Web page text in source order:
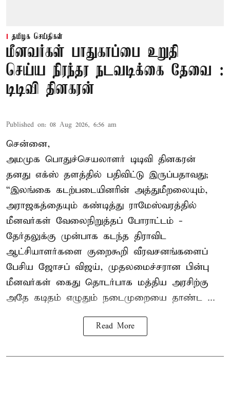
தமிழக செய்திகள்
மீனவர்கள் பாதுகாப்பை உறுதி
செய்ய நிரந்தர நடவடிக்கை தேவை :
டிடிவி தினகரன்
Published on: 08 Aug 2026, 6:56 am
சென்னை,
அமமுக பொதுச்செயலாளர் டிடிவி தினகரன்
தனது எக்ஸ் தளத்தில் பதிவிட்டு இருப்பதாவது;
“இலங்கை கடற்படையினரின் அத்துமீறலையும்,
அராஜகத்தையும் கண்டித்து ராமேஸ்வரத்தில்
மீனவர்கள் வேலைநிறுத்தப் போராட்டம் -
தேர்தலுக்கு முன்பாக கடந்த திராவிட
ஆட்சியாளர்களை குறைகூறி வீரவசனங்களைப்
பேசிய ஜோசப் விஜய், முதலமைச்சரான பின்பு
மீனவர்கள் கைது தொடர்பாக மத்திய அரசிற்கு
அதே கடிதம் எழுதும் நடைமுறையை தாண்ட ...
Read More